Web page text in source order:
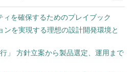
いるのは、リーマンショック以降の
ネットの普及で変化した消費者の需
る。かつての、少品種の商品を大量
ィを確保するためのプレイブック
ンを実現する理想の設計開発環境と
」 方針立案から製品選定、運用まで